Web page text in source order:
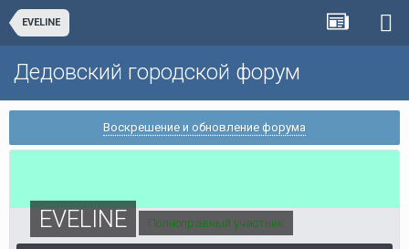
EVELINE
Дедовский городской форум
Воскрешение и обновление форума
EVELINE Полноправный участник